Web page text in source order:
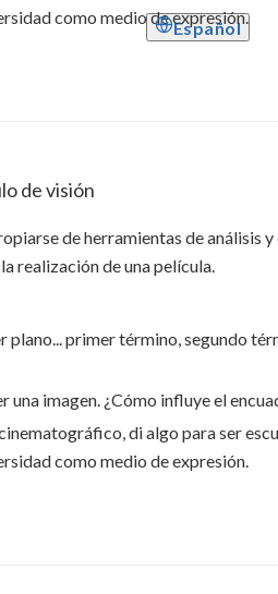
Español
como medio de expresión.
de visión
de herramientas de análisis
realización de una película.
primer término, segundo
imagen. ¿Cómo influye el
di algo para ser
como medio de expresión.